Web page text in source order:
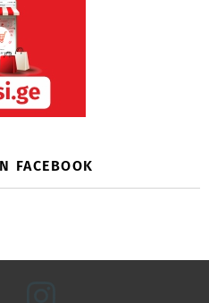
FACEBOOK